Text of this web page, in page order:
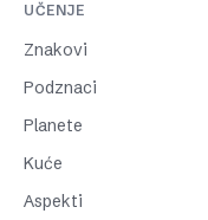
UČENJE
Znakovi
Podznaci
Planete
Kuće
Aspekti